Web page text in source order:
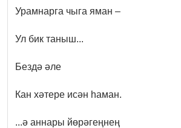
Урамнарга чыга яман –
Ул бик таныш...
Бездә әле
Кан хәтере исән һаман.
...ә аннары йөрәгеңнең